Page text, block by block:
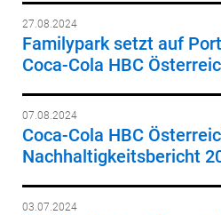
27.08.2024
Familypark setzt auf
Coca-Cola HBC
07.08.2024
Coca-Cola HBC
Nachhaltigkeitsbericht
03.07.2024